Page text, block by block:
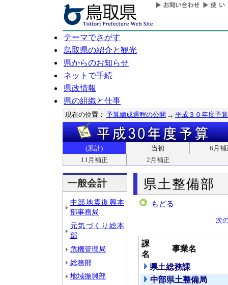
テーマでさがす
鳥取県の紹介と観光
県からのお知らせ
ネットで手続
県政情報
県の組織と仕事
現在の位置： 予算編成過程の公開 平成３０年度予算
(累計) 当初
6月補
11月補正
2月補正
一般会計
中部地震復興本
部事務局
元気づくり総本
部
危機管理局
総務部
地域振興部
県土整備部
もどる
次
課
名
事業名
県土総務課
中部県土整備局